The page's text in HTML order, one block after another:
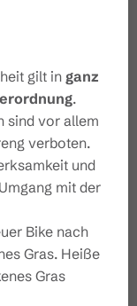
gilt in ganz
.
sind vor allem
verboten.
und
mit der
Bike nach
Gras. Heiße
Gras